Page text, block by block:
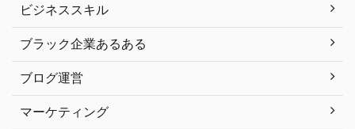
ビジネススキル
ブラック企業あるある
ブログ運営
マーケティング